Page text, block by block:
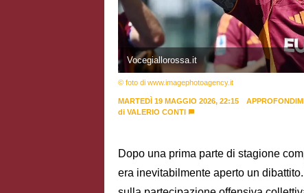
Vocegiallorossa.it
© foto di www.imagephotoagency.it
MARTEDÌ 19 MAGGIO 2026, 22:15
di VALERIO CONTI
Dopo una prima parte di stagione
era inevitabilmente aperto un